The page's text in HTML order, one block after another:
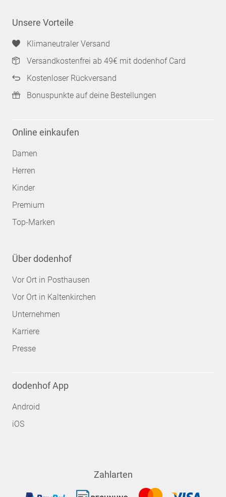
Unsere Vorteile
Klimaneutraler Versand
Versandkostenfrei ab 49€ mit dodenhof Card
Kostenloser Rückversand
Bonuspunkte auf deine Bestellungen
Online einkaufen
Damen
Herren
Kinder
Premium
Top-Marken
Über dodenhof
Vor Ort in Posthausen
Vor Ort in Kaltenkirchen
Unternehmen
Karriere
Presse
dodenhof App
Android
iOS
Zahlarten